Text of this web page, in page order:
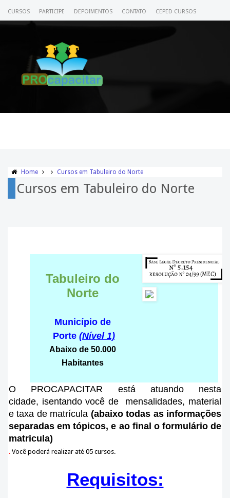
CURSOS PARTICIPE DEPOIMENTOS CONTATO CEPED CURSOS
Home Cursos em Tabuleiro do Norte
Cursos em Tabuleiro do Norte
Tabuleiro do
Norte
Município de
Porte (Nível 1)
Abaixo de 50.000
Habitantes
O PROCAPACITAR está atuando nesta
cidade, isentando você de mensalidades, material
e taxa de matrícula (abaixo todas as informações
separadas em tópicos, e ao final o formulário de
matricula)
. Você poderá realizar até 05 cursos.
Requisitos: